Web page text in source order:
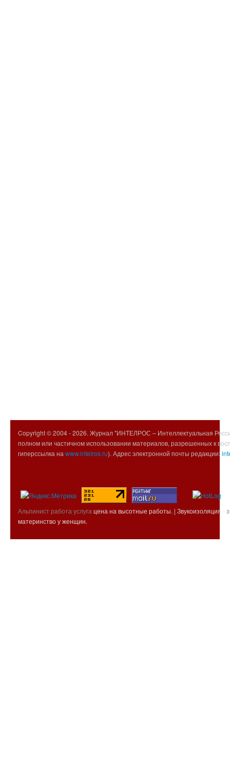
Copyright © 2004 -2026. Журнал "ИНТЕЛРОС – Интеллектуальная
полном или частичном использовании материалов, разрешенных к
гиперссылка на www.intelros.ru). Адрес электронной почты редакции:
Альпинист работа услуга цена на высотные работы. | Звукоизоляция -
материнство у женщин.